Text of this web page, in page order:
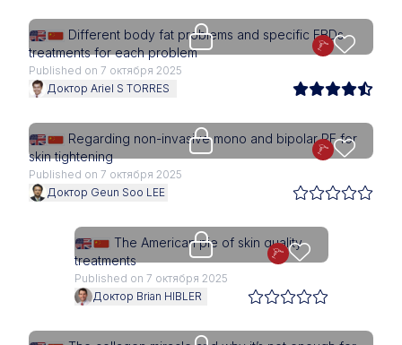
Upgrade needed
Different body fat problems and specific EBDs
treatments for each problem
Published on 7 октября 2025
Доктор Ariel S TORRES
Upgrade needed
Regarding non-invasive mono and bipolar RF for
skin tightening
Published on 7 октября 2025
Доктор Geun Soo LEE
Upgrade needed
The American pie of skin quality
treatments
Published on 7 октября 2025
Доктор Brian HIBLER